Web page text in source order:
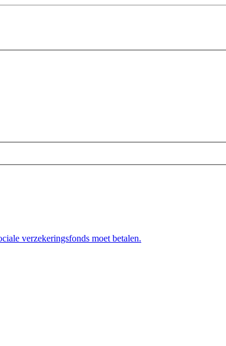
verzekeringsfonds moet betalen.